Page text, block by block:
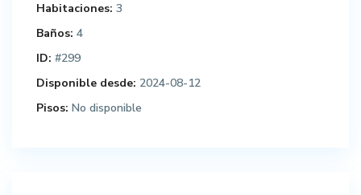
Habitaciones: 3
Baños: 4
ID: #299
Disponible desde: 2024-08-12
Pisos: No disponible